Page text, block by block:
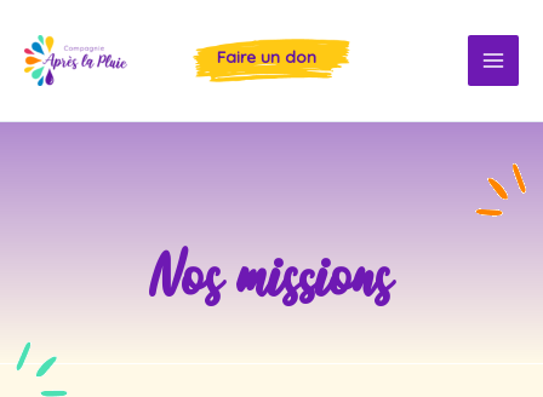
contenu
Faire un don
Nos missions